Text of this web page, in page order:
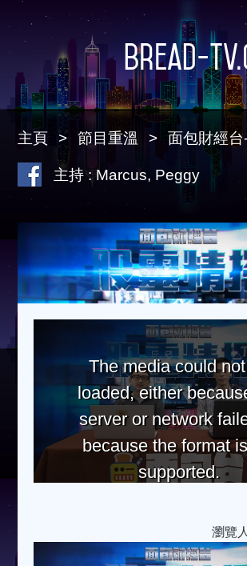
Bread-
主頁 節目重溫 面包財經
主持 : Marcus, Peggy
The media could
loaded, either
server or network
because the format
supported.
瀏覽